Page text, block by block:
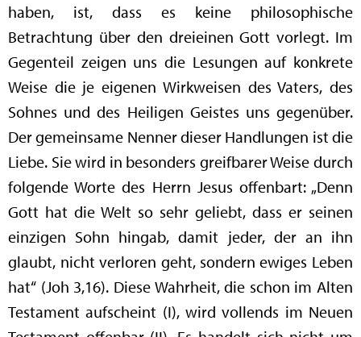
haben, ist, dass es keine philosophische
Betrachtung über den dreieinen Gott vorlegt. Im
Gegenteil zeigen uns die Lesungen auf konkrete
Weise die je eigenen Wirkweisen des Vaters, des
Sohnes und des Heiligen Geistes uns gegenüber.
Der gemeinsame Nenner dieser Handlungen ist die
Liebe. Sie wird in besonders greifbarer Weise durch
folgende Worte des Herrn Jesus offenbart: „Denn
Gott hat die Welt so sehr geliebt, dass er seinen
einzigen Sohn hingab, damit jeder, der an ihn
glaubt, nicht verloren geht, sondern ewiges Leben
hat“ (Joh 3,16). Diese Wahrheit, die schon im Alten
Testament aufscheint (I), wird vollends im Neuen